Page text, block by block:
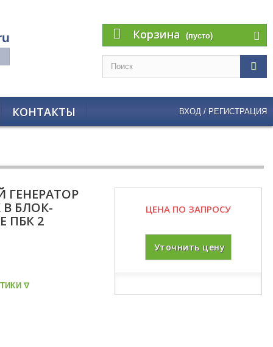
Корзина (пусто)
КОНТАКТЫ ВХОД / РЕГИСТРАЦИЯ
В БЛОК-
ПБК 2
ᐁ
ЦЕНА ПО ЗАПРОСУ
Уточнить цену